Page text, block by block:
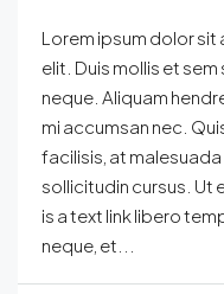
Lorem ipsum dolor
elit. Duis mollis et
neque. Aliquam
mi accumsan nec.
facilisis, at
sollicitudin cursus. Ut
is a text link libero
neque, et...